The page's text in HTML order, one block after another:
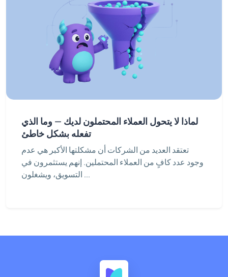
لماذا لا يتحول العملاء المحتملون لديك — وما الذي
تفعله بشكل خاطئ
تعتقد العديد من الشركات أن مشكلتها الأكبر هي عدم
وجود عدد كافٍ من العملاء المحتملين. إنهم يستثمرون في
التسويق، ويشغلون ...